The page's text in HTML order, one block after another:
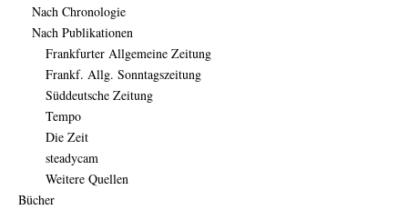
Nach Chronologie
Nach Publikationen
Frankfurter Allgemeine Zeitung
Frankf. Allg. Sonntagszeitung
Süddeutsche Zeitung
Tempo
Die Zeit
steadycam
Weitere Quellen
Bücher